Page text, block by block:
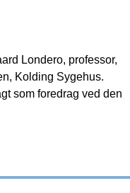
Londero, professor,
Kolding Sygehus.
som foredrag ved den